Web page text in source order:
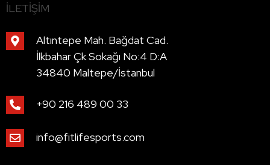
İLETIŞIM
Altıntepe Mah. Bağdat Cad.
İlkbahar Çk Sokağı No:4 D:A
34840 Maltepe/İstanbul
+90 216 489 00 33
info@fitlifesports.com